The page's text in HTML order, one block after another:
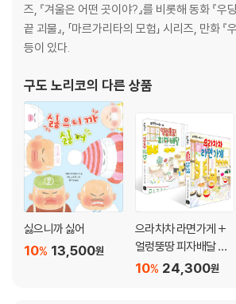
즈, 『겨울은 어떤 곳이야?』를 비롯해 동화 『
끝 괴물』, 「마르가리타의 모험」 시리즈, 만화 『
등이 있다.
구도 노리코의 다른 상품
싫으니까 싫어
13,500원
10%
으라차차 라면가게 +
얼렁뚱땅 피자배달 세
트
24,300원
10%